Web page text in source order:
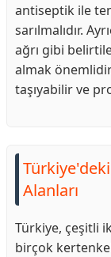
antiseptik ile
sarılmalıdır.
ağrı gibi
almak
taşıyabilir ve
Alanları
Türkiye, çeşitli
birçok